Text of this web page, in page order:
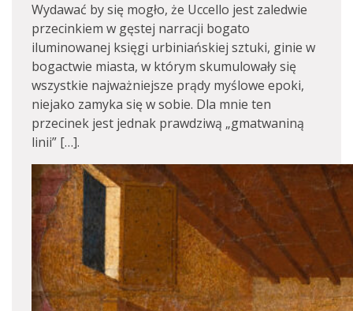
Wydawać by się mogło, że Uccello jest zaledwie
przecinkiem w gęstej narracji bogato
iluminowanej księgi urbiniańskiej sztuki, ginie w
bogactwie miasta, w którym skumulowały się
wszystkie najważniejsze prądy myślowe epoki,
niejako zamyka się w sobie. Dla mnie ten
przecinek jest jednak prawdziwą „gmatwaniną
linii” […].